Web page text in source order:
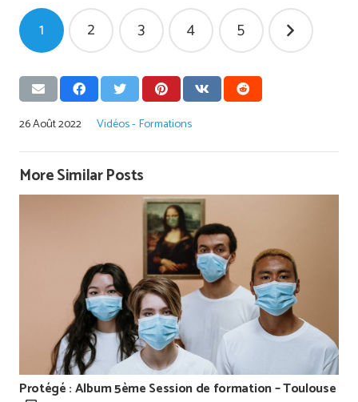
Pagination
des
publications
1 2 3 4 5
26 Août 2022 Vidéos - Formations
More Similar Posts
Protégé : Album 5ème Session de formation – Toulouse